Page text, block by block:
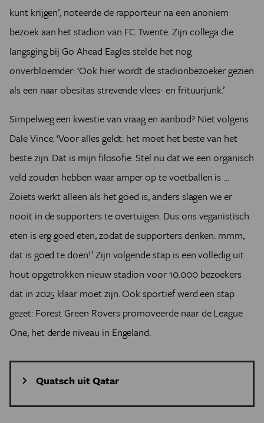
kunt krijgen’, noteerde de rapporteur na een anoniem
bezoek aan het stadion van FC Twente. Zijn collega die
langsging bij Go Ahead Eagles stelde het nog
onverbloemder: ‘Ook hier wordt de stadionbezoeker gezien
als een naar obesitas strevende vlees- en frituurjunk.’
Simpelweg een kwestie van vraag en aanbod? Niet volgens
Dale Vince: ‘Voor alles geldt: het moet het beste van het
beste zijn. Dat is mijn filosofie. Stel nu dat we een organisch
veld zouden hebben waar amper op te voetballen is …
Zoiets werkt alleen als het goed is, anders slagen we er
nooit in de supporters te overtuigen. Dus ons veganistisch
eten is erg goed eten, zodat de supporters denken: mmm,
dat is goed te doen!’ Zijn volgende stap is een volledig uit
hout opgetrokken nieuw stadion voor 10.000 bezoekers
dat in 2025 klaar moet zijn. Ook sportief werd een stap
gezet: Forest Green Rovers promoveerde naar de League
One, het derde niveau in Engeland.
Quatsch uit Qatar
Over de ecologische voetafdruk van het komende WK